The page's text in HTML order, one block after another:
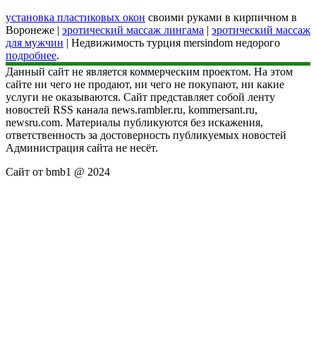
установка пластиковых окон своими руками в кирпичном в
Воронеже | эротический массаж лингама | эротический массаж
для мужчин | Недвижимость турция mersindom недорого
подробнее.
Данный сайт не является коммерческим проектом. На этом
сайте ни чего не продают, ни чего не покупают, ни какие
услуги не оказываются. Сайт представляет собой ленту
новостей RSS канала news.rambler.ru, kommersant.ru,
newsru.com. Материалы публикуются без искажения,
ответственность за достоверность публикуемых новостей
Администрация сайта не несёт.
Сайт от bmb1 @ 2024